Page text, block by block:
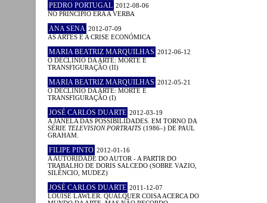
PEDRO PORTUGAL 2012-08-06
NO PRINCÍPIO ERA A VERBA
ANA SENA 2012-07-09
AS ARTES E A CRISE ECONÓMICA
MARIA BEATRIZ MARQUILHAS 2012-06-12
O DECLÍNIO DA ARTE: MORTE E
TRANSFIGURAÇÃO (II)
MARIA BEATRIZ MARQUILHAS 2012-05-21
O DECLÍNIO DA ARTE: MORTE E
TRANSFIGURAÇÃO (I)
JOSÉ CARLOS DUARTE 2012-03-19
A JANELA DAS POSSIBILIDADES. EM TORNO DA
SÉRIE TELEVISION PORTRAITS (1986–) DE PAUL
GRAHAM.
FILIPE PINTO 2012-01-16
A AUTORIDADE DO AUTOR - A PARTIR DO
TRABALHO DE DORIS SALCEDO (SOBRE VAZIO,
SILÊNCIO, MUDEZ)
JOSÉ CARLOS DUARTE 2011-12-07
LOUISE LAWLER. QUALQUER COISA ACERCA DO